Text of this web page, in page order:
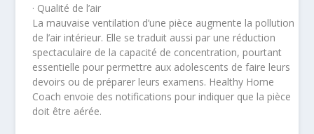
· Qualité de l’air
La mauvaise ventilation d’une pièce augmente la pollution
de l’air intérieur. Elle se traduit aussi par une réduction
spectaculaire de la capacité de concentration, pourtant
essentielle pour permettre aux adolescents de faire leurs
devoirs ou de préparer leurs examens. Healthy Home
Coach envoie des notifications pour indiquer que la pièce
doit être aérée.